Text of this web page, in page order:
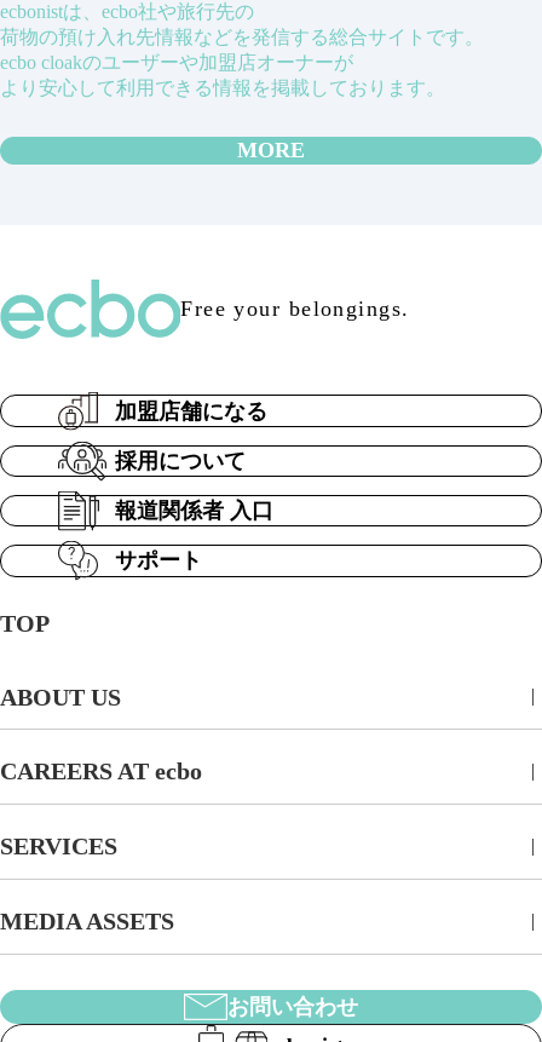
ecbonistは、ecbo社や旅行先の
荷物の預け入れ先情報などを発信する総合サイトです。
ecbo cloakのユーザーや加盟店オーナーが
より安心して利用できる情報を掲載しております。
MORE
Free your belongings.
TOP
ABOUT US
CAREERS AT ecbo
SERVICES
MEDIA ASSETS
加盟店舗になる
採用について
報道関係者 入口
サポート
お問い合わせ